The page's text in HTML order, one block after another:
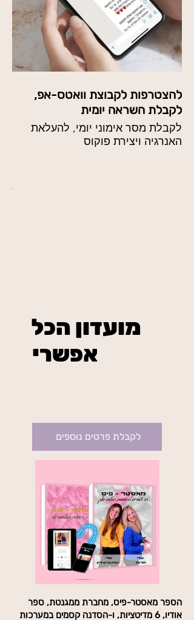
להצטרפות לקבוצת וואטס-אפ,
לקבלת השראה יומית
לקבלת מסר אימוני יומי, להעלאת
האנרגיה ויצירת פוקוס
מועדון הכל
אפשרי
לקבלת פרטים נוספים
הספר מאסטר-פיס, מחברת ממגנטת, ספר
אודיו, 6 מדיטציות, ו-הסדנה קסמים במערכות